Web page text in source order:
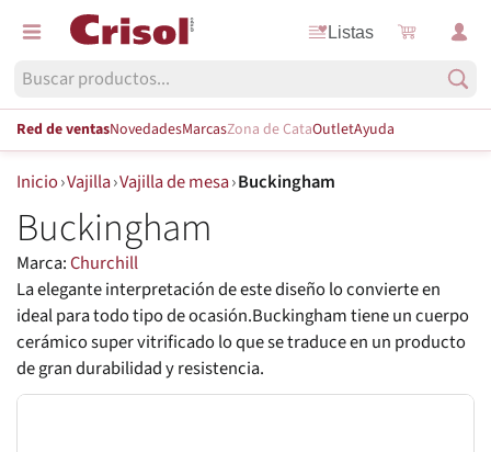
Listas
Red de ventasNovedadesMarcasZona de CataOutletAyuda
Inicio›Vajilla›Vajilla de mesa›Buckingham
Buckingham
Marca:Churchill
La elegante interpretación de este diseño lo convierte en
ideal para todo tipo de ocasión.Buckingham tiene un cuerpo
cerámico super vitrificado lo que se traduce en un producto
de gran durabilidad y resistencia.